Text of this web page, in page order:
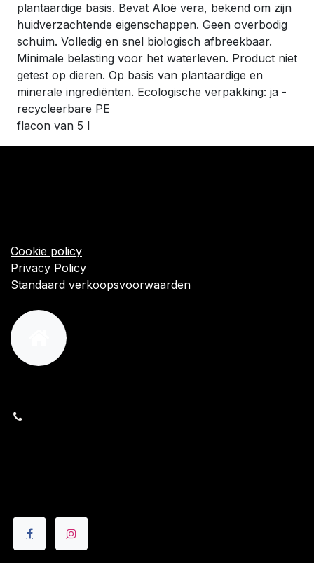
plantaardige basis. Bevat Aloë vera, bekend om zijn
huidverzachtende eigenschappen. Geen overbodig
schuim. Volledig en snel biologisch afbreekbaar.
Minimale belasting voor het waterleven. Product niet
getest op dieren. Op basis van plantaardige en
minerale ingrediënten. Ecologische verpakking: ja -
recycleerbare PE
flacon van 5 l
Cookie policy
Privacy Policy
Standaard verkoopsvoorwaarden